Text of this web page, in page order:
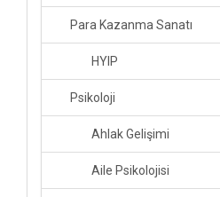
Para Kazanma Sanatı
HYIP
Psikoloji
Ahlak Gelişimi
Aile Psikolojisi